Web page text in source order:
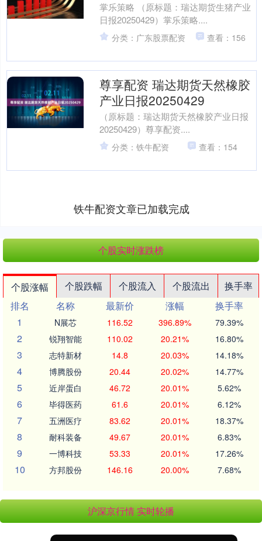
掌乐策略 （原标题：瑞达期货生猪产业
日报20250429）掌乐策略....
分类：广东股票配资 查看：156
尊享配资 瑞达期货天然橡胶
产业日报20250429
（原标题：瑞达期货天然橡胶产业日报
20250429）尊享配资....
分类：铁牛配资 查看：154
铁牛配资文章已加载完成
个股实时涨跌榜
个股涨幅 个股跌幅 个股流入 个股流出
换手率
排名
名称 最新价 涨幅
换手率
1
N展芯 116.52 396.89% 79.39%
2 锐翔智能 110.02 20.21% 16.80%
3 志特新材 14.8 20.03% 14.18%
4 博腾股份 20.44 20.02% 14.77%
5 近岸蛋白 46.72 20.01% 5.62%
6 毕得医药 61.6 20.01% 6.12%
7 五洲医疗 83.62 20.01% 18.37%
8 耐科装备 49.67 20.01% 6.83%
9 一博科技 53.33 20.01% 17.26%
10 方邦股份 146.16 20.00% 7.68%
沪深京行情 实时轮播